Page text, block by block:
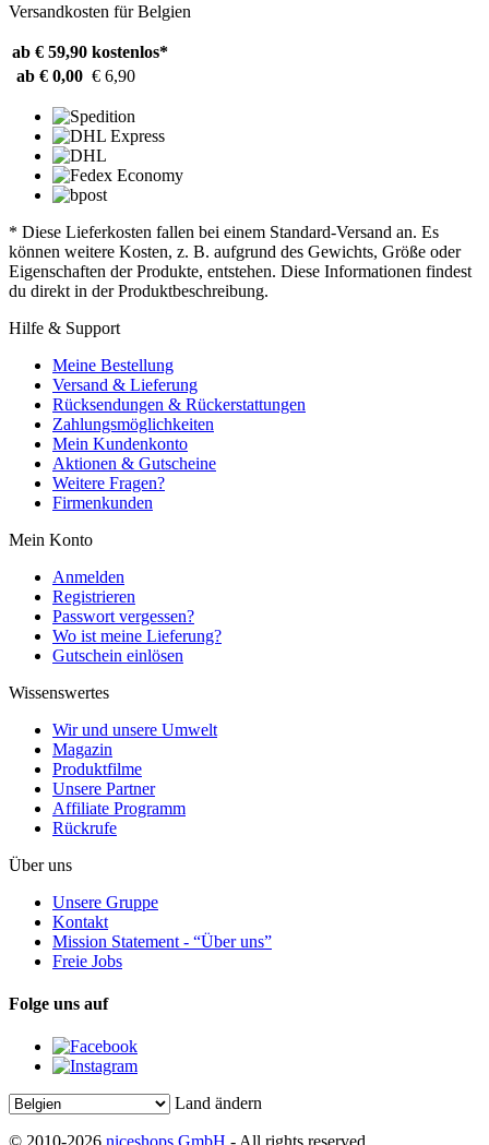
Versandkosten für Belgien
ab € 59,90 kostenlos*
ab € 0,00 € 6,90
* Diese Lieferkosten fallen bei einem Standard-Versand an. Es
können weitere Kosten, z. B. aufgrund des Gewichts, Größe oder
Eigenschaften der Produkte, entstehen. Diese Informationen findest
du direkt in der Produktbeschreibung.
Hilfe & Support
Meine Bestellung
Versand & Lieferung
Rücksendungen & Rückerstattungen
Zahlungsmöglichkeiten
Mein Kundenkonto
Aktionen & Gutscheine
Weitere Fragen?
Firmenkunden
Mein Konto
Anmelden
Registrieren
Passwort vergessen?
Wo ist meine Lieferung?
Gutschein einlösen
Wissenswertes
Wir und unsere Umwelt
Magazin
Produktfilme
Unsere Partner
Affiliate Programm
Rückrufe
Über uns
Unsere Gruppe
Kontakt
Mission Statement - “Über uns”
Freie Jobs
Folge uns auf
Land ändern
© 2010-2026 niceshops GmbH - All rights reserved.